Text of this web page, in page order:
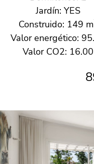
Jardín: YES
Construido: 149 m
Valor energético:
Valor CO2: 16.00